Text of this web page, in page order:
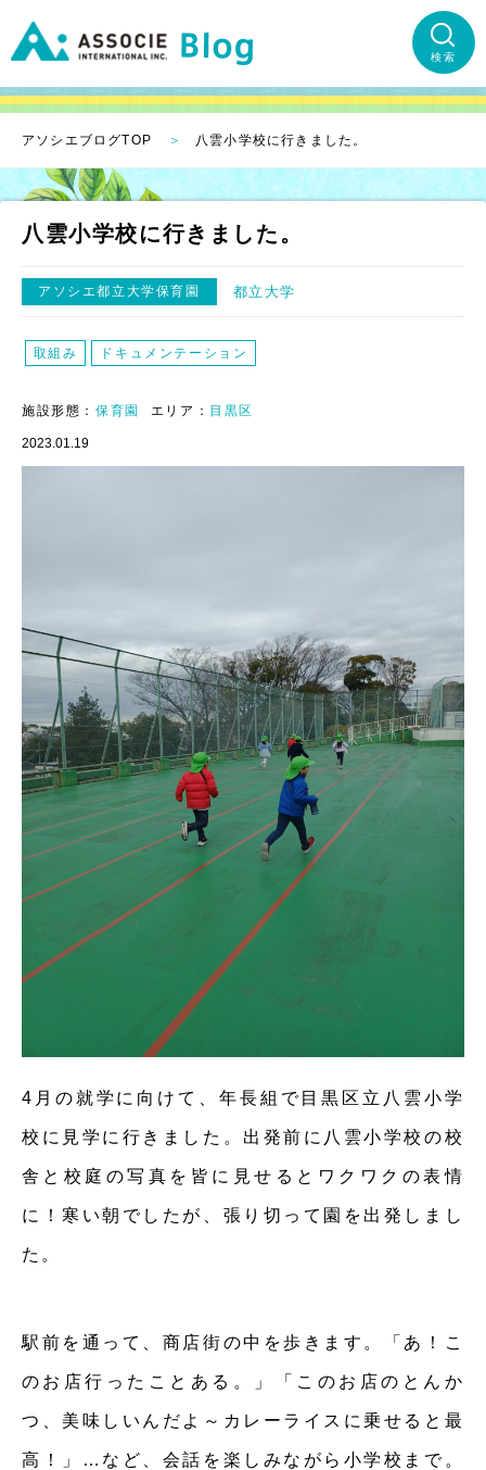
検索
アソシエブログTOP 八雲小学校に行きました。
八雲小学校に行きました。
アソシエ都立大学保育園 都立大学
取組み ドキュメンテーション
施設形態： 保育園 エリア： 目黒区
2023.01.19
4月の就学に向けて、年長組で目黒区立八雲小学
校に見学に行きました。出発前に八雲小学校の校
舎と校庭の写真を皆に見せるとワクワクの表情
に！寒い朝でしたが、張り切って園を出発しまし
た。
駅前を通って、商店街の中を歩きます。「あ！こ
のお店行ったことある。」「このお店のとんか
つ、美味しいんだよ～カレーライスに乗せると最
高！」…など、会話を楽しみながら小学校まで。